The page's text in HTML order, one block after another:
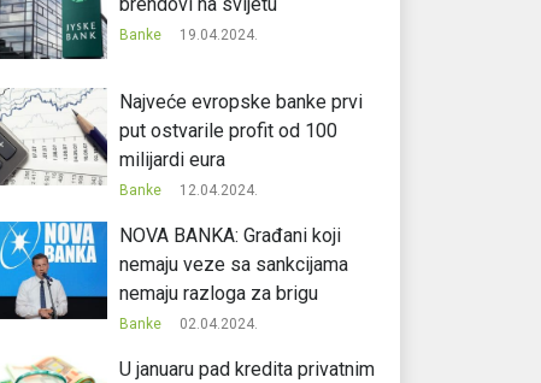
Banke 19.04.2024.
Najveće evropske banke prvi
put ostvarile profit od 100
milijardi eura
Banke 12.04.2024.
NOVA BANKA: Građani koji
nemaju veze sa sankcijama
nemaju razloga za brigu
Banke 02.04.2024.
U januaru pad kredita privatnim